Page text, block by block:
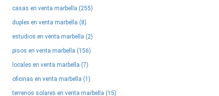
casas en venta marbella (255)
duplex en venta marbella (8)
estudios en venta marbella (2)
pisos en venta marbella (156)
locales en venta marbella (7)
oficinas en venta marbella (1)
terrenos solares en venta marbella (15)